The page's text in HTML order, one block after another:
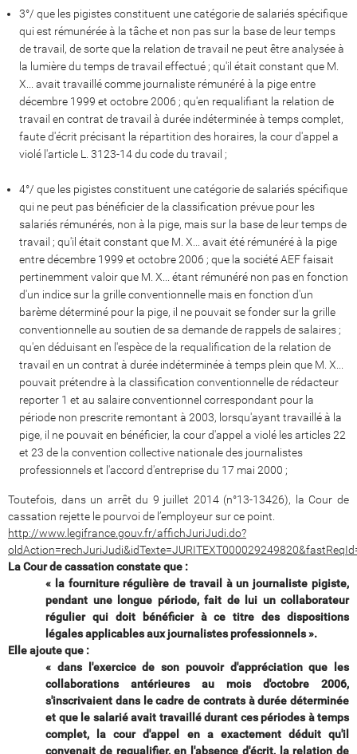
3°/ que les pigistes constituent une catégorie de salariés spécifique
qui est rémunérée à la tâche et non pas sur la base de leur temps
de travail, de sorte que la relation de travail ne peut être analysée à
la lumière du temps de travail effectué ; qu'il était constant que M.
X... avait travaillé comme journaliste rémunéré à la pige entre
décembre 1999 et octobre 2006 ; qu'en requalifiant la relation de
travail en contrat de travail à durée indéterminée à temps complet,
faute d'écrit précisant la répartition des horaires, la cour d'appel a
violé l'article L. 3123-14 du code du travail ;
4°/ que les pigistes constituent une catégorie de salariés spécifique
qui ne peut pas bénéficier de la classification prévue pour les
salariés rémunérés, non à la pige, mais sur la base de leur temps de
travail ; qu'il était constant que M. X... avait été rémunéré à la pige
entre décembre 1999 et octobre 2006 ; que la société AEF faisait
pertinemment valoir que M. X... étant rémunéré non pas en fonction
d'un indice sur la grille conventionnelle mais en fonction d'un
barème déterminé pour la pige, il ne pouvait se fonder sur la grille
conventionnelle au soutien de sa demande de rappels de salaires ;
qu'en déduisant en l'espèce de la requalification de la relation de
travail en un contrat à durée indéterminée à temps plein que M. X...
pouvait prétendre à la classification conventionnelle de rédacteur
reporter 1 et au salaire conventionnel correspondant pour la
période non prescrite remontant à 2003, lorsqu'ayant travaillé à la
pige, il ne pouvait en bénéficier, la cour d'appel a violé les articles 22
et 23 de la convention collective nationale des journalistes
professionnels et l'accord d'entreprise du 17 mai 2000 ;
Toutefois, dans un arrêt du 9 juillet 2014 (n°13-13426), la Cour de
cassation rejette le pourvoi de l’employeur sur ce point.
http://www.legifrance.gouv.fr/affichJuriJudi.do?
La Cour de cassation constate que :
« la fourniture régulière de travail à un journaliste pigiste,
pendant une longue période, fait de lui un collaborateur
régulier qui doit bénéficier à ce titre des dispositions
légales applicables aux journalistes professionnels ».
Elle ajoute que :
« dans l'exercice de son pouvoir d'appréciation que les
collaborations antérieures au mois d'octobre 2006,
s'inscrivaient dans le cadre de contrats à durée déterminée
et que le salarié avait travaillé durant ces périodes à temps
complet, la cour d'appel en a exactement déduit qu'il
convenait de requalifier, en l'absence d'écrit, la relation de